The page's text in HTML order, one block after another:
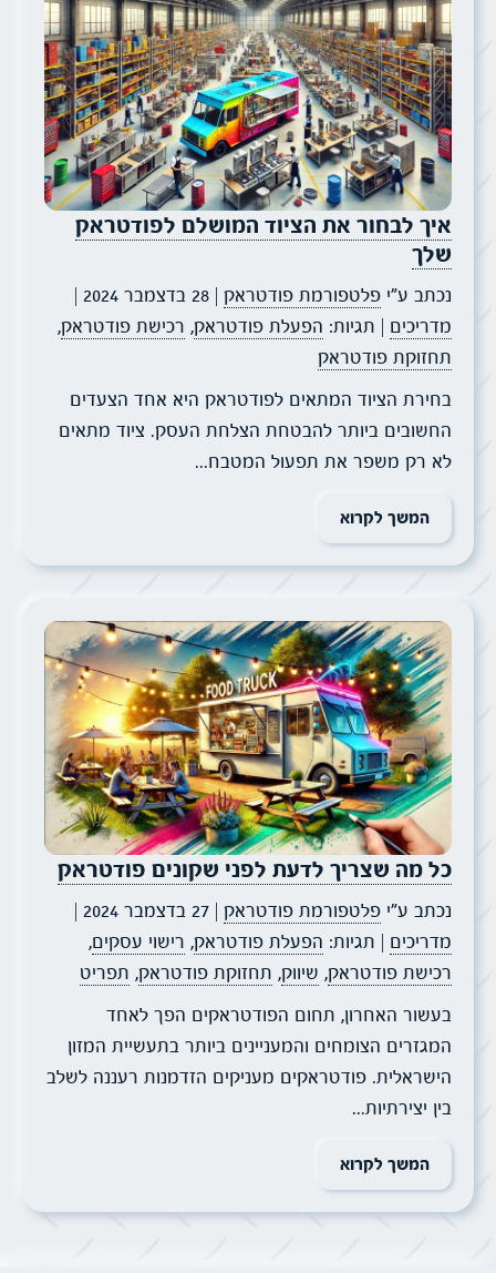
איך לבחור את הציוד המושלם לפודטראק
שלך
נכתב ע״י פלטפורמת פודטראק | 28 בדצמבר 2024
|
מדריכים | תגיות: הפעלת פודטראק, רכישת פודטראק,
תחזוקת פודטראק
בחירת הציוד המתאים לפודטראק היא אחד הצעדים
החשובים ביותר להבטחת הצלחת העסק. ציוד מתאים
לא רק משפר את תפעול המטבח...
המשך לקרוא
כל מה שצריך לדעת לפני שקונים פודטראק
נכתב ע״י פלטפורמת פודטראק | 27 בדצמבר 2024
|
מדריכים | תגיות: הפעלת פודטראק, רישוי עסקים,
רכישת פודטראק, שיווק, תחזוקת פודטראק, תפריט
בעשור האחרון, תחום הפודטראקים הפך לאחד
המגזרים הצומחים והמעניינים ביותר בתעשיית המזון
הישראלית. פודטראקים מעניקים הזדמנות רעננה לשלב
בין יצירתיות...
המשך לקרוא